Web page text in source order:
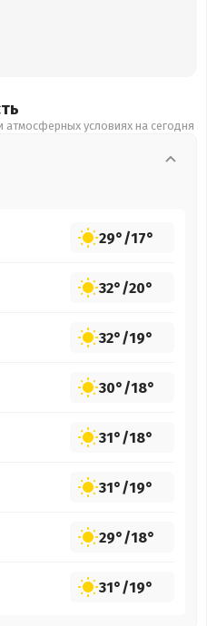
условиях на сегодня
29°/17°
32°/20°
32°/19°
30°/18°
31°/18°
31°/19°
29°/18°
31°/19°